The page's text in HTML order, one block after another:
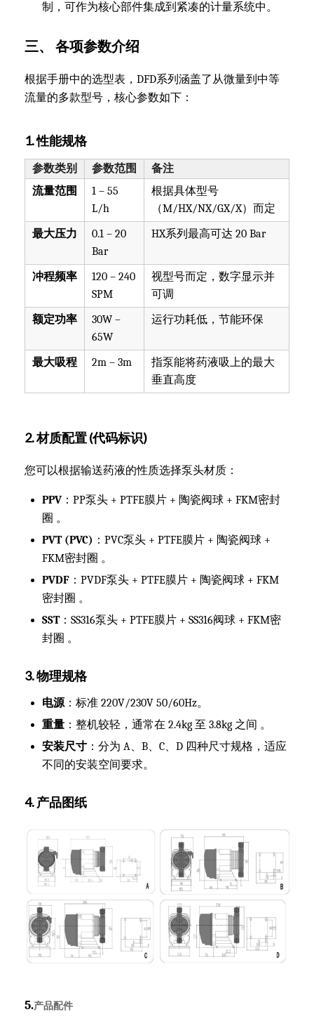
制，可作为核心部件集成到紧凑的计量系统中。
三、 各项参数介绍
根据手册中的选型表，DFD系列涵盖了从微量到中等
流量的多款型号，核心参数如下：
1. 性能规格
参数类别 参数范围
备注
流量范围
1 – 55
L/h
根据具体型号
（M/HX/NX/GX/X）而定
最大压力
0.1 – 20
Bar
HX系列最高可达 20 Bar
冲程频率
120 – 240
SPM
视型号而定，数字显示并
可调
额定功率
30W –
65W
运行功耗低，节能环保
最大吸程 2m – 3m
指泵能将药液吸上的最大
垂直高度
2. 材质配置 (代码标识)
您可以根据输送药液的性质选择泵头材质：
PPV ：PP泵头 + PTFE膜片 + 陶瓷阀球 + FKM密封
圈 。
PVT (PVC) ：PVC泵头 + PTFE膜片 + 陶瓷阀球 +
FKM密封圈 。
PVDF ：PVDF泵头 + PTFE膜片 + 陶瓷阀球 + FKM
密封圈 。
SST：SS316泵头 + PTFE膜片 + SS316阀球 + FKM密
封圈 。
3. 物理规格
电源 ：标准 220V/230V 50/60Hz。
重量 ：整机较轻，通常在 2.4kg 至 3.8kg 之间 。
安装尺寸 ：分为 A、B、C、D 四种尺寸规格，适应
不同的安装空间要求。
4. 产品图纸
5.产品配件